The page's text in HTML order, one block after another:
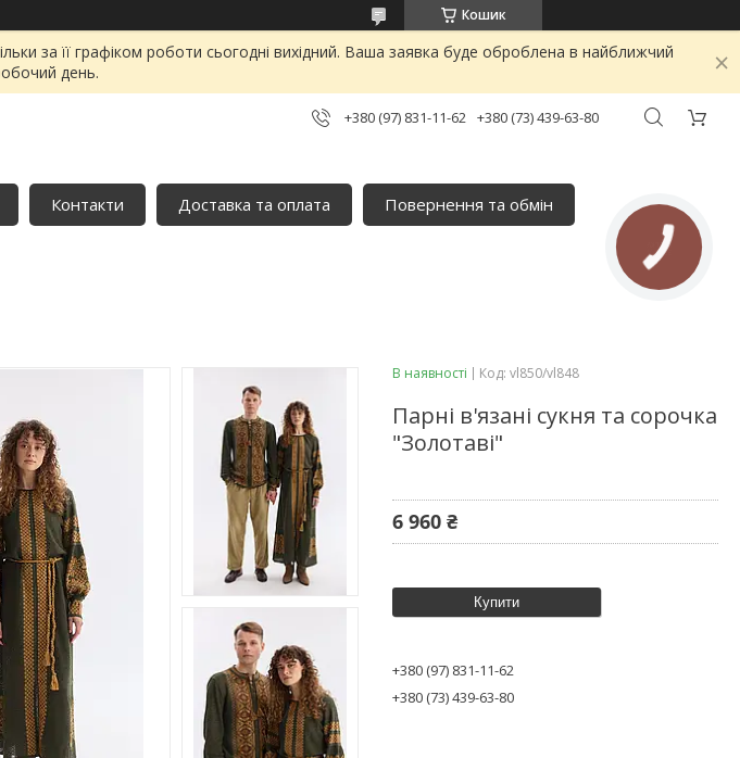
Кошик
за її графіком роботи сьогодні вихідний. Ваша заявка буде оброблена в найближчий
день.
+380 (97) 831-11-62 +380 (73) 439-63-80
Контакти Доставка та оплата
Повернення та обмін
В наявності Код: vl850/vl848
Парні в'язані сукня та сорочка
"Золотаві"
6 960 ₴
Купити
+380 (97) 831-11-62
+380 (73) 439-63-80